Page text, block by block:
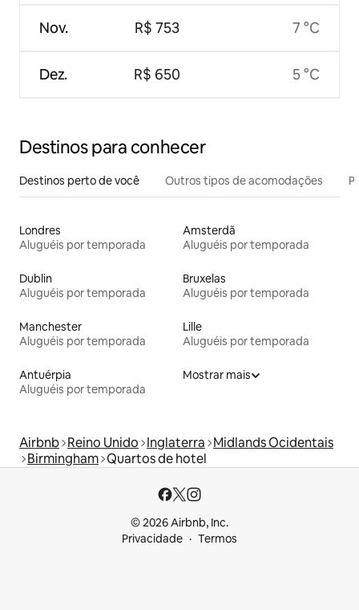
Nov.
Dez.
R$ 753
R$ 650
7 °C
5 °C
Destinos para conhecer
Destinos perto de você Outros tipos de acomodações
Londres
Aluguéis por temporada
Amsterdã
Aluguéis por temporada
Dublin
Aluguéis por temporada
Bruxelas
Aluguéis por temporada
Manchester
Aluguéis por temporada
Lille
Aluguéis por temporada
Antuérpia
Aluguéis por temporada
Mostrar mais
Airbnb Reino Unido Inglaterra Midlands Ocidentais
Birmingham Quartos de hotel
© 2026 Airbnb, Inc.
Privacidade
Termos